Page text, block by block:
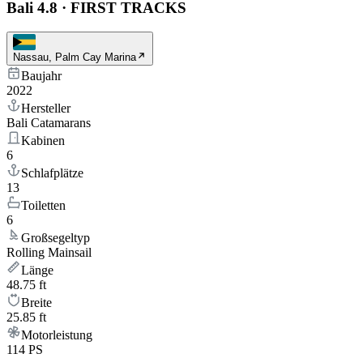
Bali 4.8 · FIRST TRACKS
Nassau, Palm Cay Marina
Baujahr
2022
Hersteller
Bali Catamarans
Kabinen
6
Schlafplätze
13
Toiletten
6
Großsegeltyp
Rolling Mainsail
Länge
48.75 ft
Breite
25.85 ft
Motorleistung
114 PS